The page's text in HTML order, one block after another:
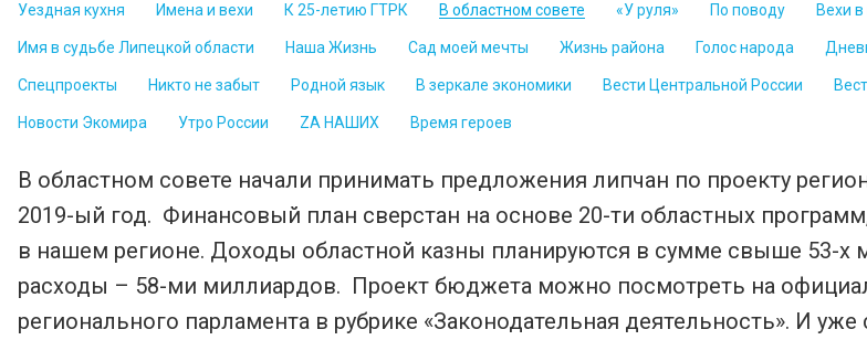
Уездная кухня Имена и вехи К 25-летию ГТРК В областном совете «У руля» По поводу Вехи
Имя в судьбе Липецкой области Наша Жизнь Сад моей мечты Жизнь района Голос народа
Спецпроекты Никто не забыт Родной язык В зеркале экономики Вести Центральной России
Новости Экомира Утро России ZА НАШИХ Время героев
В областном совете начали принимать предложения липчан по проекту
2019-ый год. Финансовый план сверстан на основе 20-ти областных
в нашем регионе. Доходы областной казны планируются в сумме свыше 53-х
расходы – 58-ми миллиардов. Проект бюджета можно посмотреть на
регионального парламента в рубрике «Законодательная деятельность». И уже